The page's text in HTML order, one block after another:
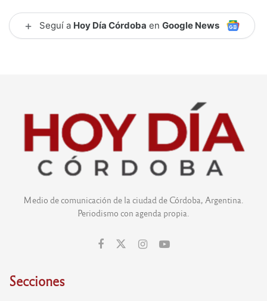
+ Seguí a Hoy Día Córdoba en Google News
Medio de comunicación de la ciudad de Córdoba, Argentina.
Periodismo con agenda propia.
Secciones